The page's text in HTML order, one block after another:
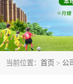
当前位置： 首页 > 公
家庭保姆